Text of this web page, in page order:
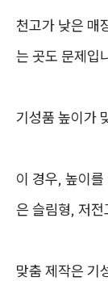
천고가 낮은 매
는 곳도 문제입
기성품 높이가
이 경우, 높이
은 슬림형, 저
맞춤 제작은 기